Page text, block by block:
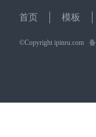
首页 模板
©Copyright ipinru.com